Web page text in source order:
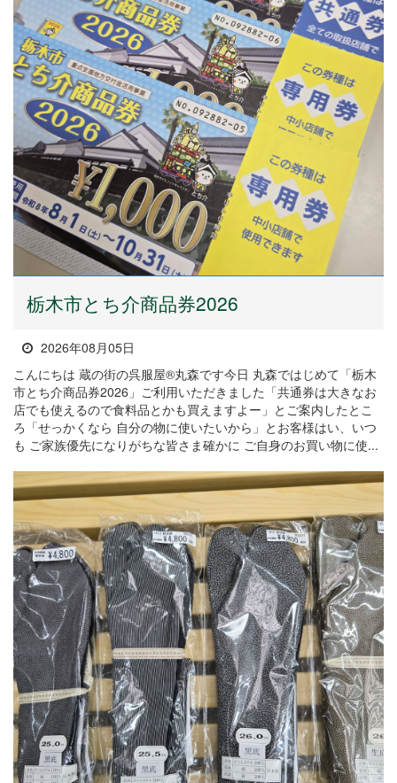
栃木市とち介商品券2026
2026年08月05日
こんにちは 蔵の街の呉服屋®丸森です今日 丸森ではじめて「栃木
市とち介商品券2026」ご利用いただきました「共通券は大きなお
店でも使えるので食料品とかも買えますよー」とご案内したとこ
ろ「せっかくなら 自分の物に使いたいから」とお客様はい、いつ
も ご家族優先になりがちな皆さま確かに ご自身のお買い物に使...